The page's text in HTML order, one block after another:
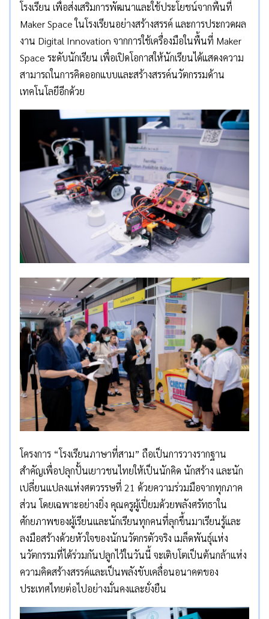
โรงเรียน เพื่อส่งเสริมการพัฒนาและใช้ประโยชน์จากพื้นที่
Maker Space ในโรงเรียนอย่างสร้างสรรค์ และการประกวดผล
งาน Digital Innovation จากการใช้เครื่องมือในพื้นที่ Maker
Space ระดับนักเรียน เพื่อเปิดโอกาสให้นักเรียนได้แสดงความ
สามารถในการคิดออกแบบและสร้างสรรค์นวัตกรรมด้าน
เทคโนโลยีอีกด้วย
โครงการ “โรงเรียนภาษาที่สาม” ถือเป็นการวางรากฐาน
สำคัญเพื่อปลุกปั้นเยาวชนไทยให้เป็นนักคิด นักสร้าง และนัก
เปลี่ยนแปลงแห่งศตวรรษที่ 21 ด้วยความร่วมมือจากทุกภาค
ส่วน โดยเฉพาะอย่างยิ่ง คุณครูผู้เปี่ยมด้วยพลังศรัทธาใน
ศักยภาพของผู้เรียนและนักเรียนทุกคนที่ลุกขึ้นมาเรียนรู้และ
ลงมือสร้างด้วยหัวใจของนักนวัตกรตัวจริง เมล็ดพันธุ์แห่ง
นวัตกรรมที่ได้ร่วมกันปลูกไว้ในวันนี้ จะเติบโตเป็นต้นกล้าแห่ง
ความคิดสร้างสรรค์และเป็นพลังขับเคลื่อนอนาคตของ
ประเทศไทยต่อไปอย่างมั่นคงและยั่งยืน